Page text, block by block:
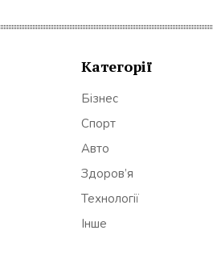
Категорії
Бізнес
Спорт
Авто
Здоров’я
Технології
Інше